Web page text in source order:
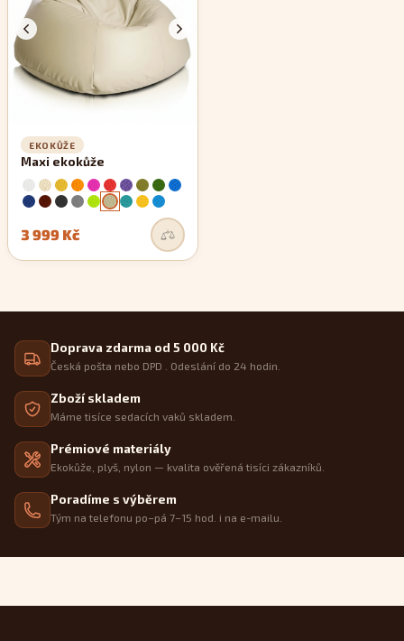
EKOKŮŽE
Maxi ekokůže
3 999 Kč
Doprava zdarma od 5 000 Kč
Česká pošta nebo DPD . Odeslání do 24 hodin.
Zboží skladem
Máme tisíce sedacích vaků skladem.
Prémiové materiály
Ekokůže, plyš, nylon — kvalita ověřená tisíci zákazníků.
Poradíme s výběrem
Tým na telefonu po–pá 7–15 hod. i na e-mailu.